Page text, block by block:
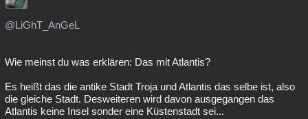
@LiGhT_AnGeL
Wie meinst du was erklären: Das mit Atlantis?
Es heißt das die antike Stadt Troja und Atlantis das selbe ist, also
die gleiche Stadt. Desweiteren wird davon ausgegangen das
Atlantis keine Insel sonder eine Küstenstadt sei...